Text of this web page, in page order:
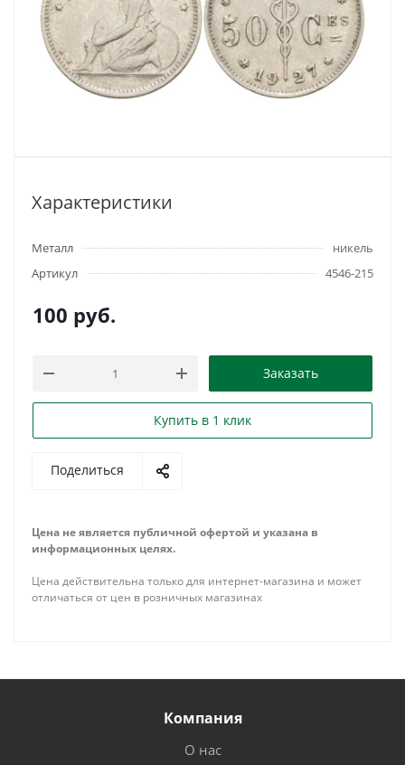
Характеристики
Металл
никель
Артикул
4546-215
100 руб.
Заказать
Купить в 1 клик
Поделиться
Цена не является публичной офертой и указана в
информационных целях.
Цена действительна только для интернет-магазина и может
отличаться от цен в розничных магазинах
Компания
О нас